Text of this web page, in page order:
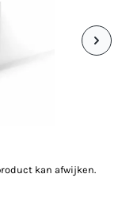
kan afwijken.